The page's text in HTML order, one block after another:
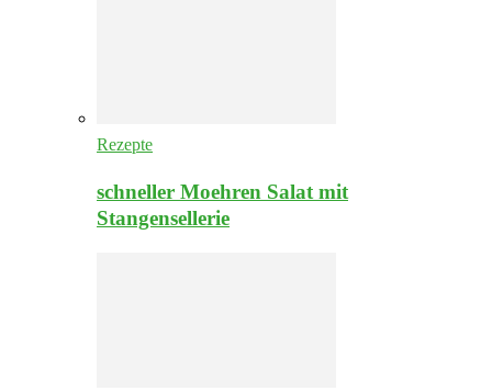
Rezepte
schneller Moehren Salat mit
Stangensellerie